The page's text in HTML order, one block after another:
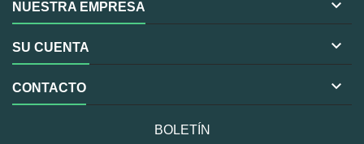
NUESTRA EMPRESA 
SU CUENTA 
CONTACTO 
BOLETÍN